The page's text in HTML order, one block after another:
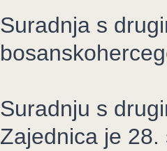
Suradnja s
Suradnju s
Zajednica je